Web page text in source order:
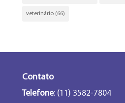
veterinário(66)
Contato
Telefone: (11) 3582-7804